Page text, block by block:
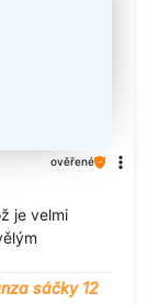
ověřené
je velmi
sáčky 12